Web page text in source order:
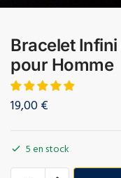
Bracelet
pour Homme
19,00€
5 en stock